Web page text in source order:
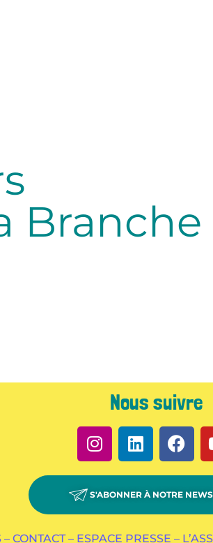
Nous suivre
S'ABONNER À NOTRE
– CONTACT – ESPACE PRESSE –